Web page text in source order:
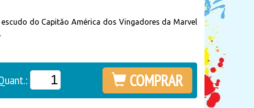
do Capitão América dos Vingadores da Marvel
COMPRAR